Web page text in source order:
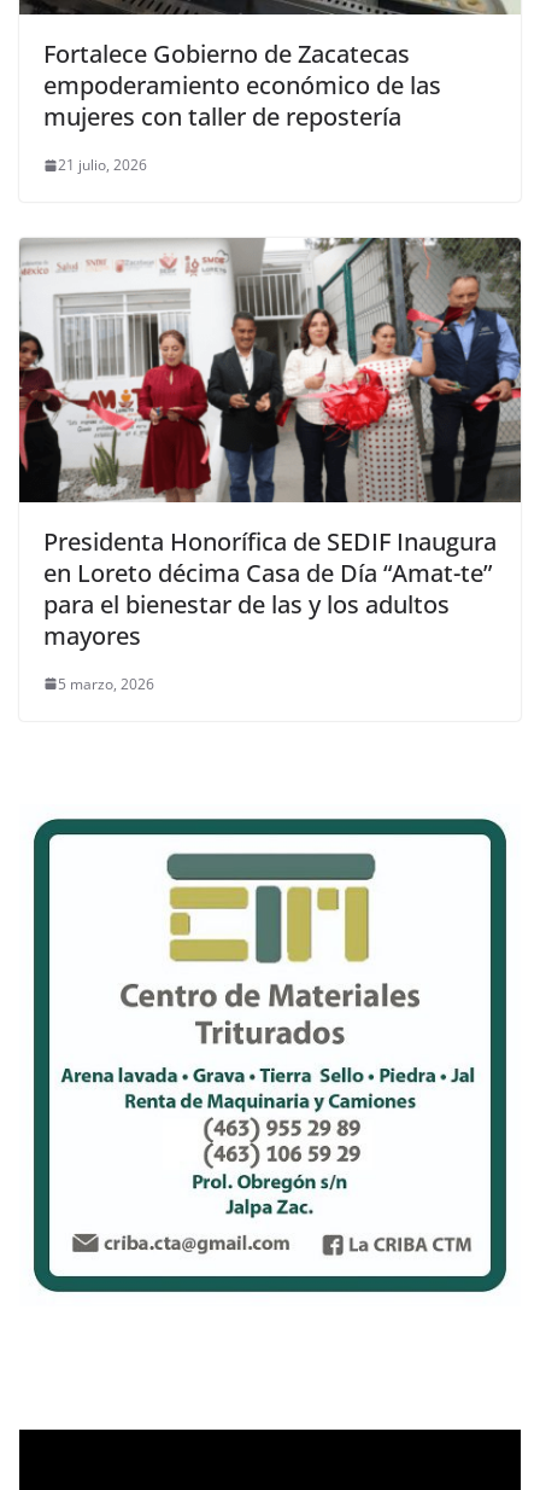
Fortalece Gobierno de Zacatecas
empoderamiento económico de las
mujeres con taller de repostería
21 julio, 2026
Presidenta Honorífica de SEDIF Inaugura
en Loreto décima Casa de Día “Amat-te”
para el bienestar de las y los adultos
mayores
5 marzo, 2026